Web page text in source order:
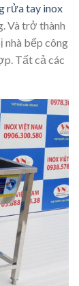
rửa tay inox
Và trở thành
nhà bếp công
Tất cả các